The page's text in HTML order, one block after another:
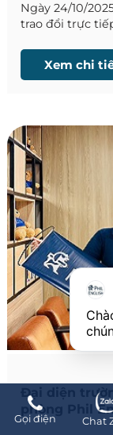
Ngày 24/10/
trao đổi trực
Xem chi
Đại diện
phòng Phil
Gọi điện Chat